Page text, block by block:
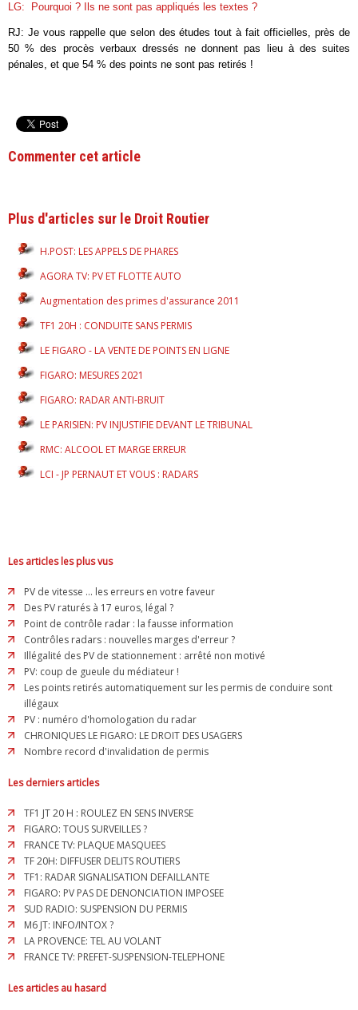
LG: Pourquoi ? Ils ne sont pas appliqués les textes ?
RJ: Je vous rappelle que selon des études tout à fait officielles, près de
50 % des procès verbaux dressés ne donnent pas lieu à des suites
pénales, et que 54 % des points ne sont pas retirés !
Commenter cet article
Plus d'articles sur le Droit Routier
H.POST: LES APPELS DE PHARES
AGORA TV: PV ET FLOTTE AUTO
Augmentation des primes d'assurance 2011
TF1 20H : CONDUITE SANS PERMIS
LE FIGARO - LA VENTE DE POINTS EN LIGNE
FIGARO: MESURES 2021
FIGARO: RADAR ANTI-BRUIT
LE PARISIEN: PV INJUSTIFIE DEVANT LE TRIBUNAL
RMC: ALCOOL ET MARGE ERREUR
LCI - JP PERNAUT ET VOUS : RADARS
Les articles les plus vus
PV de vitesse ... les erreurs en votre faveur
Des PV raturés à 17 euros, légal ?
Point de contrôle radar : la fausse information
Contrôles radars : nouvelles marges d'erreur ?
Illégalité des PV de stationnement : arrêté non motivé
PV: coup de gueule du médiateur !
Les points retirés automatiquement sur les permis de conduire sont
illégaux
PV : numéro d'homologation du radar
CHRONIQUES LE FIGARO: LE DROIT DES USAGERS
Nombre record d'invalidation de permis
Les derniers articles
TF1 JT 20 H : ROULEZ EN SENS INVERSE
FIGARO: TOUS SURVEILLES ?
FRANCE TV: PLAQUE MASQUEES
TF 20H: DIFFUSER DELITS ROUTIERS
TF1: RADAR SIGNALISATION DEFAILLANTE
FIGARO: PV PAS DE DENONCIATION IMPOSEE
SUD RADIO: SUSPENSION DU PERMIS
M6 JT: INFO/INTOX ?
LA PROVENCE: TEL AU VOLANT
FRANCE TV: PREFET-SUSPENSION-TELEPHONE
Les articles au hasard